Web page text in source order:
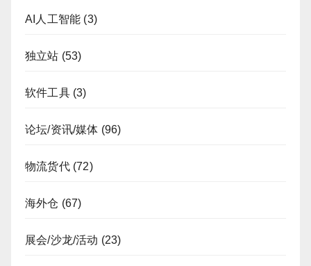
AI人工智能 (3)
独立站 (53)
软件工具(3)
论坛/资讯/媒体 (96)
物流货代(72)
海外仓 (67)
展会/沙龙/活动 (23)